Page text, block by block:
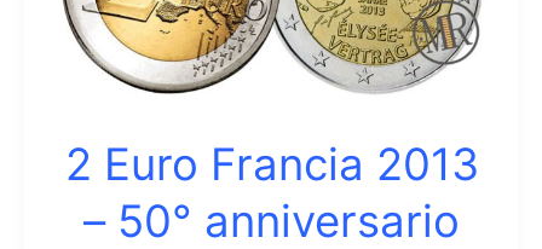
mondiale
contro
2 Euro Francia 2013
– 50° anniversario